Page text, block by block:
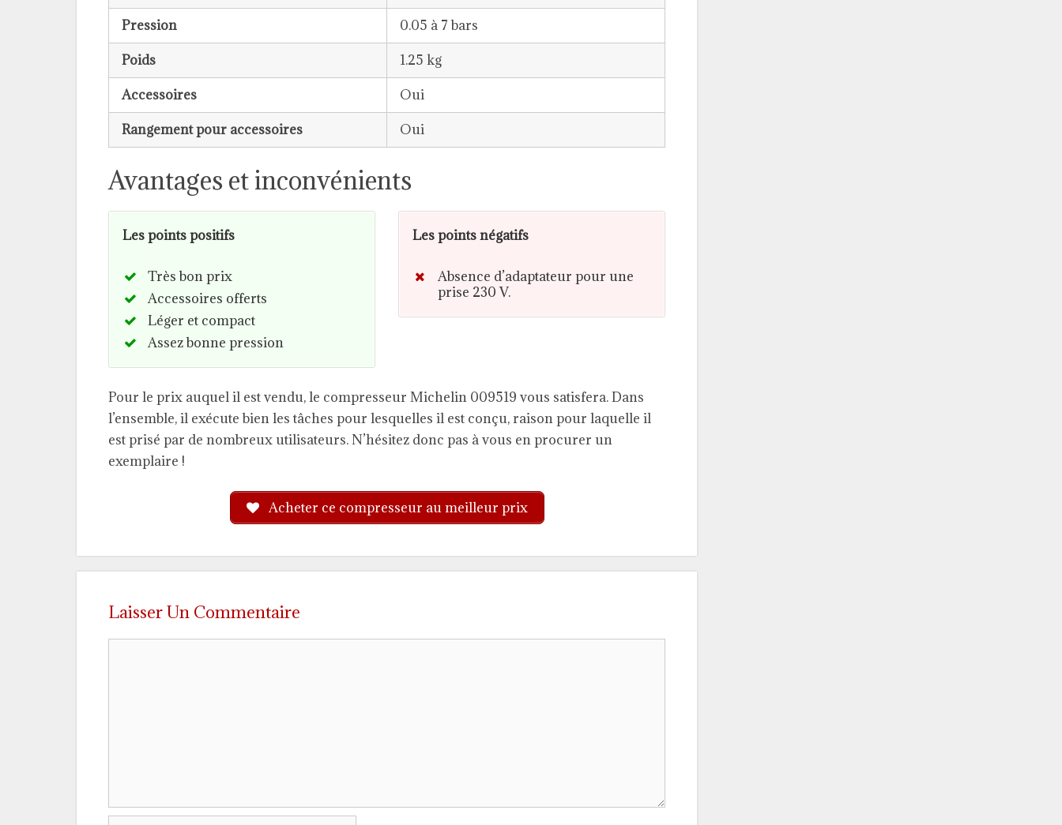
Pression
0.05 à 7 bars
Poids
1.25 kg
Accessoires
Oui
Rangement pour accessoires
Oui
Avantages et inconvénients
Les points positifs
Très bon prix
Accessoires offerts
Léger et compact
Assez bonne pression
Les points négatifs
Absence d’adaptateur pour une
prise 230 V.
Pour le prix auquel il est vendu, le compresseur Michelin 009519 vous satisfera. Dans
l’ensemble, il exécute bien les tâches pour lesquelles il est conçu, raison pour laquelle il
est prisé par de nombreux utilisateurs. N’hésitez donc pas à vous en procurer un
exemplaire !
Acheter ce compresseur au meilleur prix
Laisser Un Commentaire